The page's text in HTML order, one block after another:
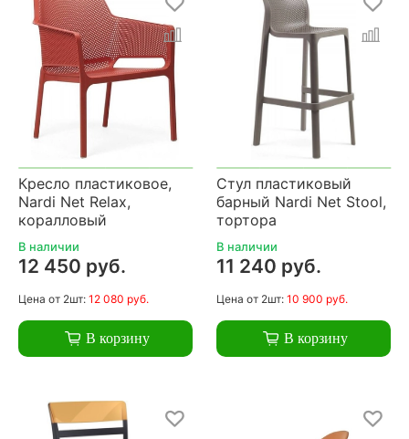
Кресло пластиковое,
Nardi Net Relax,
коралловый
В наличии
12 450 руб.
Цена от 2шт: 12 080 руб.
В корзину
Стул пластиковый
барный Nardi Net Stool,
тортора
В наличии
11 240 руб.
Цена от 2шт: 10 900 руб.
В корзину